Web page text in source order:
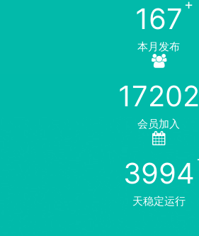
167
本月发布
17202
会员加入
3994
天稳定运行